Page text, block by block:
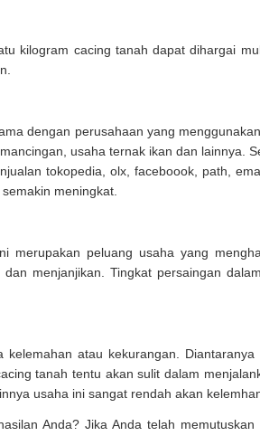
kilogram cacing tanah dapat dihargai
dengan perusahaan yang
usaha ternak ikan dan lainnya.
tokopedia, olx, faceboook, path,
meningkat.
merupakan peluang usaha yang
menjanjikan. Tingkat persaingan
atau kekurangan.
tanah tentu akan sulit dalam
usaha ini sangat rendah akan
Anda? Jika Anda telah